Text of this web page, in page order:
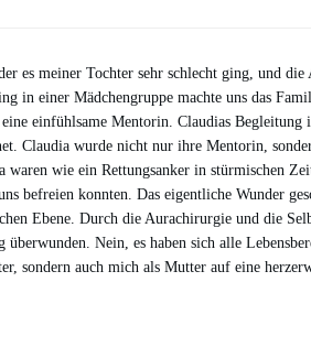
es meiner Tochter sehr schlecht ging, und
in einer Mädchengruppe machte uns das
einfühlsame Mentorin. Claudias Begleitung
Claudia wurde nicht nur ihre Mentorin,
waren wie ein Rettungsanker in stürmischen
befreien konnten. Das eigentliche Wunder
Ebene. Durch die Aurachirurgie und die
überwunden. Nein, es haben sich alle
sondern auch mich als Mutter auf eine